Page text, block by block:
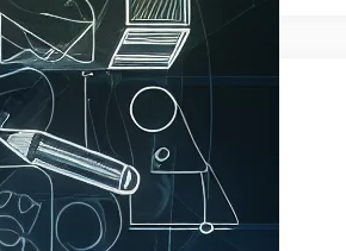
abstrakcyjny (57)
Artystyczne doznania (7)
dla dzieci(7)